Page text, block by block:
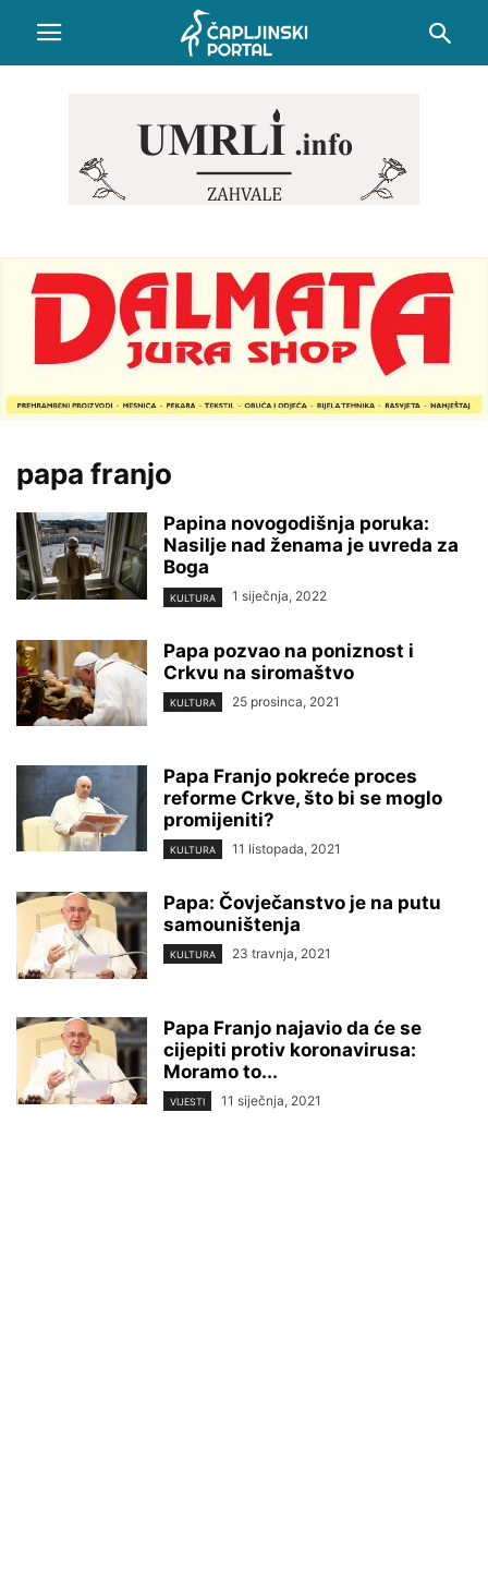
papa franjo
Papina novogodišnja poruka:
Nasilje nad ženama je uvreda za
Boga
KULTURA 1 siječnja, 2022
Papa pozvao na poniznost i
Crkvu na siromaštvo
KULTURA 25 prosinca, 2021
Papa Franjo pokreće proces
reforme Crkve, što bi se moglo
promijeniti?
KULTURA 11 listopada, 2021
Papa: Čovječanstvo je na putu
samouništenja
KULTURA 23 travnja, 2021
Papa Franjo najavio da će se
cijepiti protiv koronavirusa:
Moramo to...
VIJESTI 11 siječnja, 2021